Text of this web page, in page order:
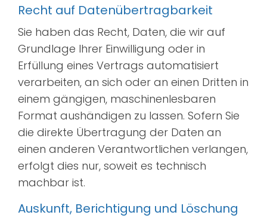
Recht auf Daten­übertrag­barkeit
Sie haben das Recht, Daten, die wir auf
Grundlage Ihrer Einwilligung oder in
Erfüllung eines Vertrags automatisiert
verarbeiten, an sich oder an einen Dritten in
einem gängigen, maschinenlesbaren
Format aushändigen zu lassen. Sofern Sie
die direkte Übertragung der Daten an
einen anderen Verantwortlichen verlangen,
erfolgt dies nur, soweit es technisch
machbar ist.
Auskunft, Berichtigung und Löschung